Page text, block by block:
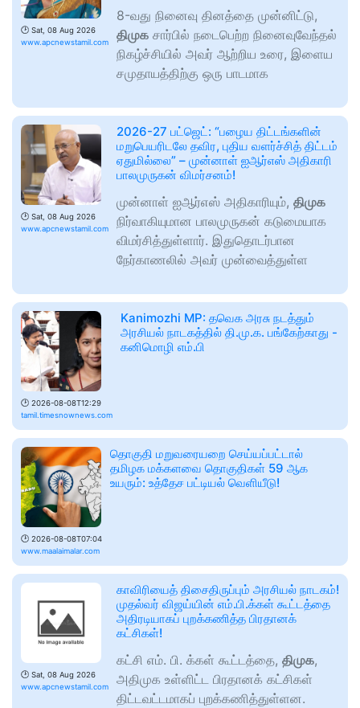
🕑 Sat, 08 Aug 2026
www.apcnewstamil.com
8-வது நினைவு தினத்தை முன்னிட்டு,
திமுக சார்பில் நடைபெற்ற நினைவுவேந்தல்
நிகழ்ச்சியில் அவர் ஆற்றிய உரை, இளைய
சமுதாயத்திற்கு ஒரு பாடமாக
🕑 Sat, 08 Aug 2026
www.apcnewstamil.com
2026-27 பட்ஜெட்: “பழைய திட்டங்களின்
மறுபெயரிடலே தவிர, புதிய வளர்ச்சித் திட்டம்
ஏதுமில்லை” – முன்னாள் ஐஆர்எஸ் அதிகாரி
பாலமுருகன் விமர்சனம்!
முன்னாள் ஐஆர்எஸ் அதிகாரியும், திமுக
நிர்வாகியுமான பாலமுருகன் கடுமையாக
விமர்சித்துள்ளார். இதுதொடர்பான
நேர்காணலில் அவர் முன்வைத்துள்ள
🕑 2026-08-08T12:29
tamil.timesnownews.com
Kanimozhi MP: தவெக அரசு நடத்தும்
அரசியல் நாடகத்தில் தி.மு.க. பங்கேற்காது -
கனிமொழி எம்.பி
🕑 2026-08-08T07:04
www.maalaimalar.com
தொகுதி மறுவரையறை செய்யப்பட்டால்
தமிழக மக்களவை தொகுதிகள் 59 ஆக
உயரும்: உத்தேச பட்டியல் வெளியீடு!
🕑 Sat, 08 Aug 2026
www.apcnewstamil.com
காவிரியைத் திசைதிருப்பும் அரசியல் நாடகம்!
முதல்வர் விஜய்யின் எம்.பி.க்கள் கூட்டத்தை
அதிரடியாகப் புறக்கணித்த பிரதானக்
கட்சிகள்!
கட்சி எம். பி. க்கள் கூட்டத்தை, திமுக,
அதிமுக உள்ளிட்ட பிரதானக் கட்சிகள்
திட்டவட்டமாகப் புறக்கணித்துள்ளன.